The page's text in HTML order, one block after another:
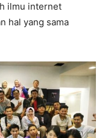
ilmu internet
hal yang sama